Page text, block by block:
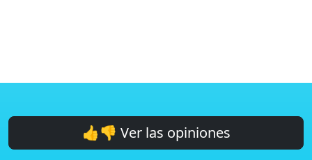
👍👎 Ver las opiniones